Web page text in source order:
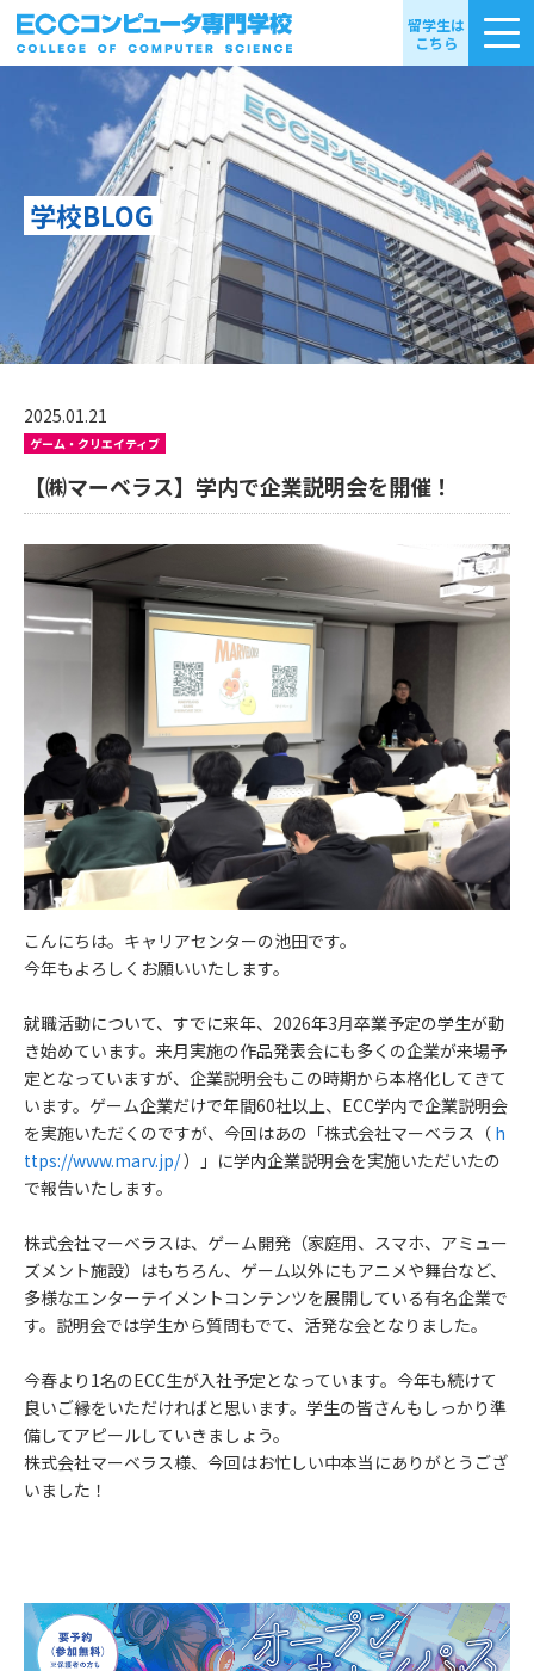
留学生は
こちら
学校BLOG
2025.01.21
ゲーム・クリエイティブ
【㈱マーベラス】学内で企業説明会を開催！
こんにちは。キャリアセンターの池田です。
今年もよろしくお願いいたします。
就職活動について、すでに来年、2026年3月卒業予定の学生が動
き始めています。来月実施の作品発表会にも多くの企業が来場予
定となっていますが、企業説明会もこの時期から本格化してきて
います。ゲーム企業だけで年間60社以上、ECC学内で企業説明会
を実施いただくのですが、今回はあの「株式会社マーベラス（ h
ttps://www.marv.jp/）」に学内企業説明会を実施いただいたの
で報告いたします。
株式会社マーベラスは、ゲーム開発（家庭用、スマホ、アミュー
ズメント施設）はもちろん、ゲーム以外にもアニメや舞台など、
多様なエンターテイメントコンテンツを展開している有名企業で
す。説明会では学生から質問もでて、活発な会となりました。
今春より1名のECC生が入社予定となっています。今年も続けて
良いご縁をいただければと思います。学生の皆さんもしっかり準
備してアピールしていきましょう。
株式会社マーベラス様、今回はお忙しい中本当にありがとうござ
いました！